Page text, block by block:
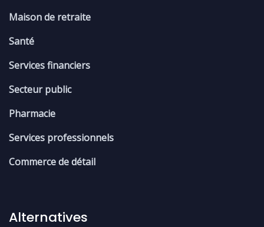
Maison de retraite
Santé
Services financiers
Secteur public
Pharmacie
Services professionnels
Commerce de détail
Alternatives